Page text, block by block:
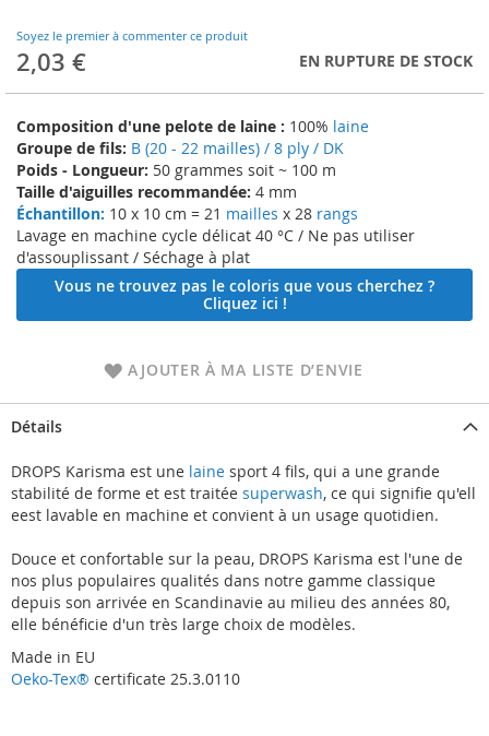
Soyez le premier à commenter ce produit
2,03 € EN RUPTURE DE STOCK
Composition d'une pelote de laine : 100% laine
Groupe de fils: B (20 - 22 mailles) / 8 ply / DK
Poids - Longueur: 50 grammes soit ~ 100 m
Taille d'aiguilles recommandée: 4 mm
Échantillon: 10 x 10 cm = 21 mailles x 28 rangs
Lavage en machine cycle délicat 40 °C / Ne pas utiliser
d'assouplissant / Séchage à plat
Vous ne trouvez pas le coloris que vous cherchez ?
Cliquez ici !
AJOUTER À MA LISTE D’ENVIE
beginning
of
the
gallery
Détails
DROPS Karisma est une laine sport 4 fils, qui a une grande
stabilité de forme et est traitée superwash, ce qui signifie qu'ell
eest lavable en machine et convient à un usage quotidien.
Douce et confortable sur la peau, DROPS Karisma est l'une de
nos plus populaires qualités dans notre gamme classique
depuis son arrivée en Scandinavie au milieu des années 80,
elle bénéficie d'un très large choix de modèles.
Made in EU
Oeko-Tex® certificate 25.3.0110